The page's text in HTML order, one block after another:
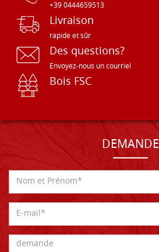
+39 0444659513
Livraison
rapide et sûr
Des questions?
Envoyez-nous un courriel
Bois FSC
DEMANDE